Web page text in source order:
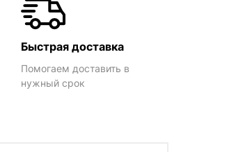
Быстрая доставка
Помогаем доставить в
нужный срок